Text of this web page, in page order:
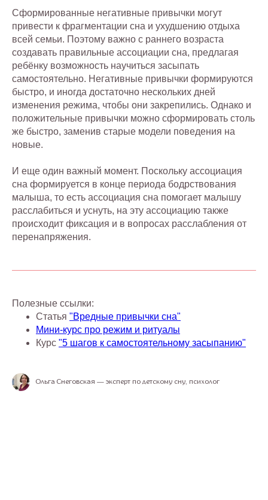
Сформированные негативные привычки могут
привести к фрагментации сна и ухудшению отдыха
всей семьи. Поэтому важно с раннего возраста
создавать правильные ассоциации сна, предлагая
ребёнку возможность научиться засыпать
самостоятельно. Негативные привычки формируются
быстро, и иногда достаточно нескольких дней
изменения режима, чтобы они закрепились. Однако и
положительные привычки можно сформировать столь
же быстро, заменив старые модели поведения на
новые.
И еще один важный момент. Поскольку ассоциация
сна формируется в конце периода бодрствования
малыша, то есть ассоциация сна помогает малышу
расслабиться и уснуть, на эту ассоциацию также
происходит фиксация и в вопросах расслабления от
перенапряжения.
Полезные ссылки:
Статья "Вредные привычки сна"
Мини-курс про режим и ритуалы
Курс "5 шагов к самостоятельному засыпанию"
Ольга Снеговская — эксперт по детскому сну, психолог